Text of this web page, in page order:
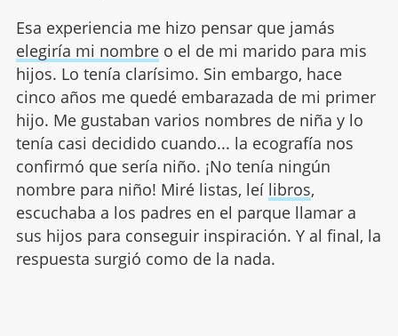
Esa experiencia me hizo pensar que jamás
elegiría mi nombreo el de mi marido para mis
hijos. Lo tenía clarísimo. Sin embargo, hace
cinco años me quedé embarazada de mi primer
hijo. Me gustaban varios nombres de niña y lo
tenía casi decidido cuando... la ecografía nos
confirmó que sería niño. ¡No tenía ningún
nombre para niño! Miré listas, leí libros,
escuchaba a los padres en el parque llamar a
sus hijos para conseguir inspiración. Y al final, la
respuesta surgió como de la nada.